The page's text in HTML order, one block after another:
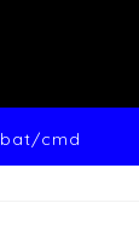
bat/cmd